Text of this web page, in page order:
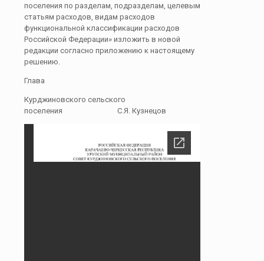
поселения по разделам, подразделам, целевым
статьям расходов, видам расходов
функциональной классификации расходов
Российской Федерации» изложить в новой
редакции согласно приложению к настоящему
решению.
Глава
Курджиновского сельского
поселения С.Я. Кузнецов